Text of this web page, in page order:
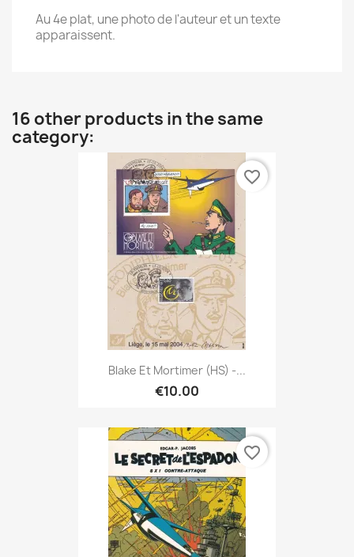
Au 4e plat, une photo de l'auteur et un texte
apparaissent.
16 other products in the same
category:
Blake Et Mortimer (HS) -...
€10.00
favorite_border
favorite_border